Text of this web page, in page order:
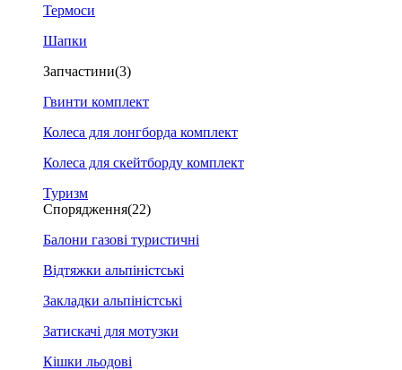
Термоси
Шапки
Запчастини(3)
Гвинти комплект
Колеса для лонгборда комплект
Колеса для скейтборду комплект
Туризм
Спорядження(22)
Балони газові туристичні
Відтяжки альпіністські
Закладки альпіністські
Затискачі для мотузки
Кішки льодові